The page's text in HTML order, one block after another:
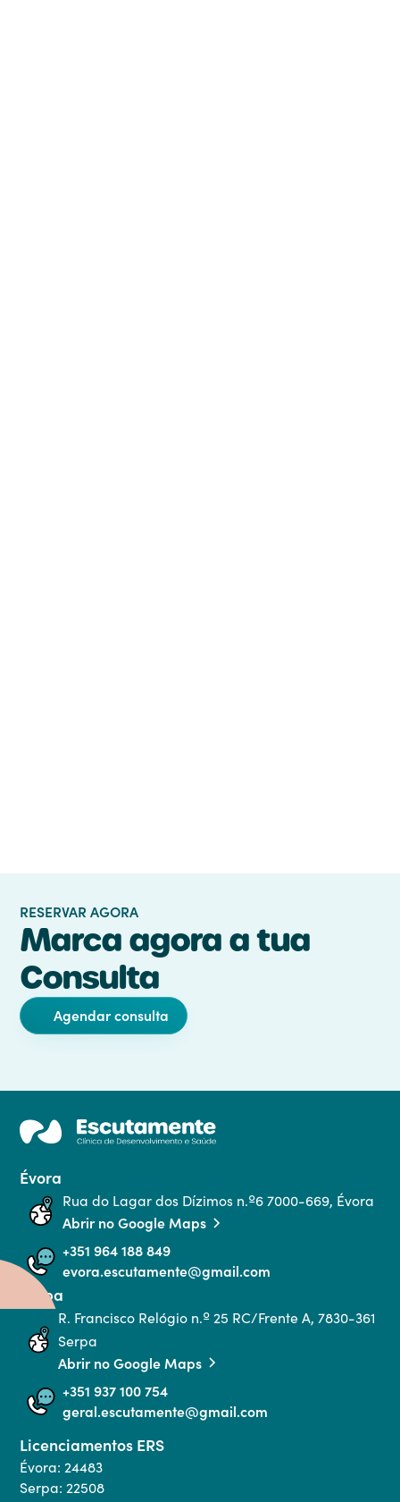
RESERVAR AGORA
Marca agora a tua
Consulta
Agendar consulta
Évora
Rua do Lagar dos Dízimos n.º6 7000-669, Évora
Abrir no Google Maps
+351 964 188 849
evora.escutamente@gmail.com
Serpa
R. Francisco Relógio n.º 25 RC/Frente A, 7830-361
Serpa
Abrir no Google Maps
+351 937 100 754
geral.escutamente@gmail.com
Licenciamentos ERS
Évora: 24483
Serpa: 22508